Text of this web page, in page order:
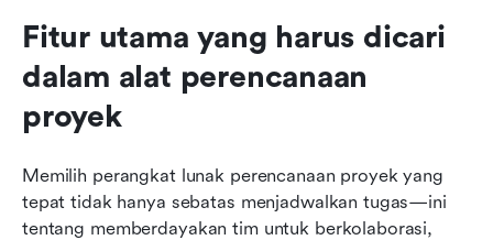
Fitur utama yang harus dicari
dalam alat perencanaan
proyek
Memilih perangkat lunak perencanaan proyek yang
tepat tidak hanya sebatas menjadwalkan tugas—ini
tentang memberdayakan tim untuk berkolaborasi,